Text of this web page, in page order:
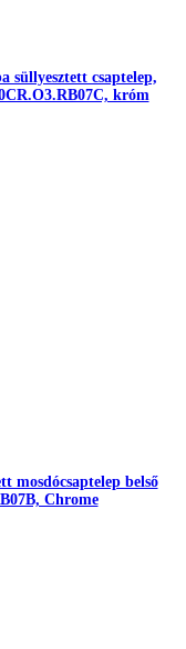
süllyesztett csaptelep,
króm
mosdócsaptelep belső
Chrome